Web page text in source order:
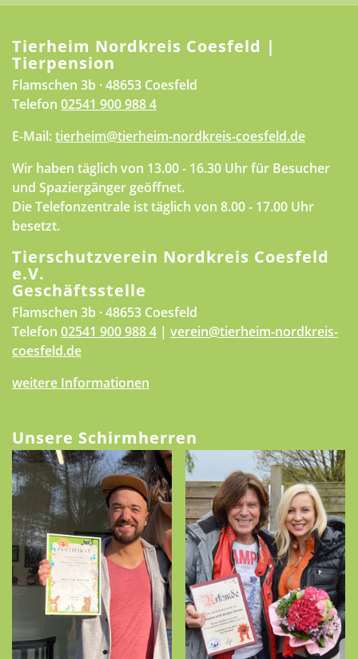
Tierheim Nordkreis Coesfeld |
Tierpension
Flamschen 3b · 48653 Coesfeld
Telefon 02541 900 988 4
E-Mail:tierheim@tierheim-nordkreis-coesfeld.de
Wir haben täglich von 13.00 - 16.30 Uhr für Besucher
und Spaziergänger geöffnet.
Die Telefonzentrale ist täglich von 8.00 - 17.00 Uhr
besetzt.
Tierschutzverein Nordkreis Coesfeld
e.V.
Geschäftsstelle
Flamschen 3b · 48653 Coesfeld
Telefon 02541 900 988 4 | verein@tierheim-nordkreis-
coesfeld.de
weitere Informationen
Unsere Schirmherren